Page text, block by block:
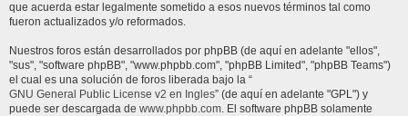
que acuerda estar legalmente sometido a esos nuevos términos tal como
fueron actualizados y/o reformados.
Nuestros foros están desarrollados por phpBB (de aquí en adelante "ellos",
"sus", "software phpBB", "www.phpbb.com", "phpBB Limited", "phpBB Teams")
el cual es una solución de foros liberada bajo la “
GNU General Public License v2 en Ingles” (de aquí en adelante "GPL") y
puede ser descargada de www.phpbb.com. El software phpBB solamente